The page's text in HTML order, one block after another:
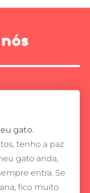
gato.
tenho a paz
gato anda,
entra. Se
fico muito